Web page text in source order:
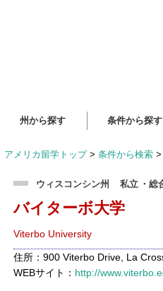
州から探す 条件から探す
アメリカ留学トップ > 条件から検索 >
ウィスコンシン州 私立 ・総
バイターボ大学
Viterbo University
住所：900 Viterbo Drive, La
WEBサイト： http://